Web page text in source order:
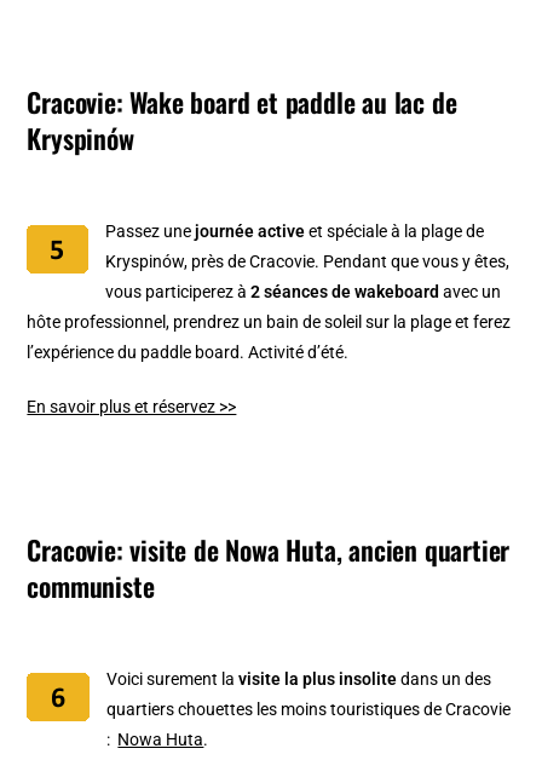
Cracovie: Wake board et paddle au lac de
Kryspinów
Passez unejournée activeet spéciale à la plage de
Kryspinów, près de Cracovie. Pendant que vous y êtes,
vous participerez à2 séances de wakeboard avec un
hôte professionnel, prendrez un bain de soleil sur la plage et ferez
l’expérience du paddle board. Activité d’été.
En savoir plus et réservez >>
Cracovie: visite de Nowa Huta, ancien quartier
communiste
Voici surement lavisite la plus insolitedans un des
quartiers chouettes les moins touristiques de Cracovie
: Nowa Huta.